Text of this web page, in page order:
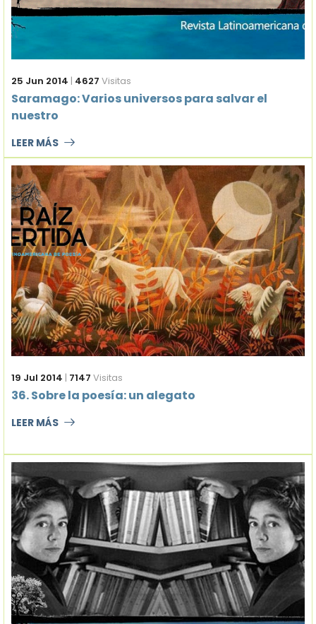
25 Jun 2014 | 4627 Visitas
Saramago: Varios universos para salvar el
nuestro
LEER MÁS
19 Jul 2014 | 7147 Visitas
36. Sobre la poesía: un alegato
LEER MÁS